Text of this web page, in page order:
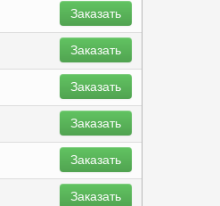
Заказать
Заказать
Заказать
Заказать
Заказать
Заказать